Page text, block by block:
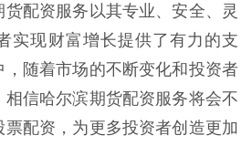
配资服务以其专业、安全、灵
实现财富增长提供了有力的支
随着市场的不断变化和投资者
信哈尔滨期货配资服务将会不
配资，为更多投资者创造更加